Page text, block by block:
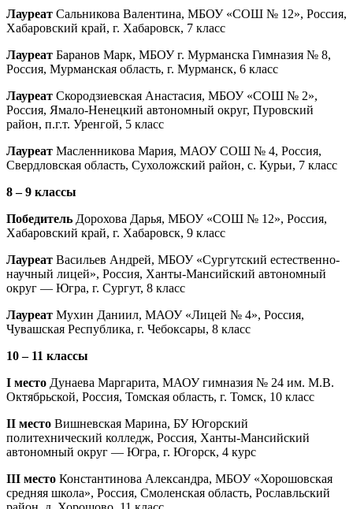
Лауреат Сальникова Валентина, МБОУ «СОШ № 12», Россия,
Хабаровский край, г. Хабаровск, 7 класс
Лауреат Баранов Марк, МБОУ г. Мурманска Гимназия № 8,
Россия, Мурманская область, г. Мурманск, 6 класс
Лауреат Скородзиевская Анастасия, МБОУ «СОШ № 2»,
Россия, Ямало-Ненецкий автономный округ, Пуровский
район, п.г.т. Уренгой, 5 класс
Лауреат Масленникова Мария, МАОУ СОШ № 4, Россия,
Свердловская область, Сухоложский район, с. Курьи, 7 класс
8 – 9 классы
Победитель Дорохова Дарья, МБОУ «СОШ № 12», Россия,
Хабаровский край, г. Хабаровск, 9 класс
Лауреат Васильев Андрей, МБОУ «Сургутский естественно-
научный лицей», Россия, Ханты-Мансийский автономный
округ — Югра, г. Сургут, 8 класс
Лауреат Мухин Даниил, МАОУ «Лицей № 4», Россия,
Чувашская Республика, г. Чебоксары, 8 класс
10 – 11 классы
I место Дунаева Маргарита, МАОУ гимназия № 24 им. М.В.
Октябрьской, Россия, Томская область, г. Томск, 10 класс
II место Вишневская Марина, БУ Югорский
политехнический колледж, Россия, Ханты-Мансийский
автономный округ — Югра, г. Югорск, 4 курс
III место Константинова Александра, МБОУ «Хорошовская
средняя школа», Россия, Смоленская область, Рославльский